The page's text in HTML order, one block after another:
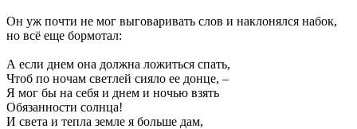
Он уж почти не мог выговаривать слов и наклонялся набок,
но всё еще бормотал:
А если днем она должна ложиться спать,
Чтоб по ночам светлей сияло ее донце, –
Я мог бы на себя и днем и ночью взять
Обязанности солнца!
И света и тепла земле я больше дам,